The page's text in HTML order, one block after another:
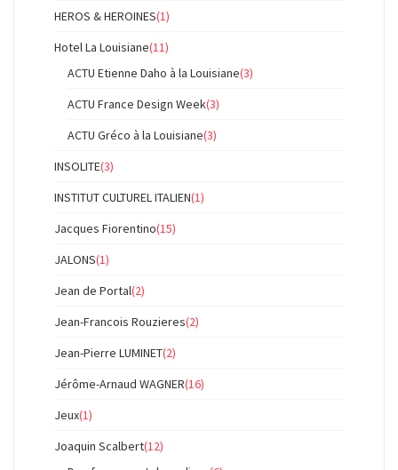
HEROS & HEROINES(1)
Hotel La Louisiane(11)
ACTU Etienne Daho à la Louisiane(3)
ACTU France Design Week(3)
ACTU Gréco à la Louisiane(3)
INSOLITE(3)
INSTITUT CULTUREL ITALIEN(1)
Jacques Fiorentino(15)
JALONS(1)
Jean de Portal(2)
Jean-Francois Rouzieres(2)
Jean-Pierre LUMINET(2)
Jérôme-Arnaud WAGNER(16)
Jeux(1)
Joaquin Scalbert(12)